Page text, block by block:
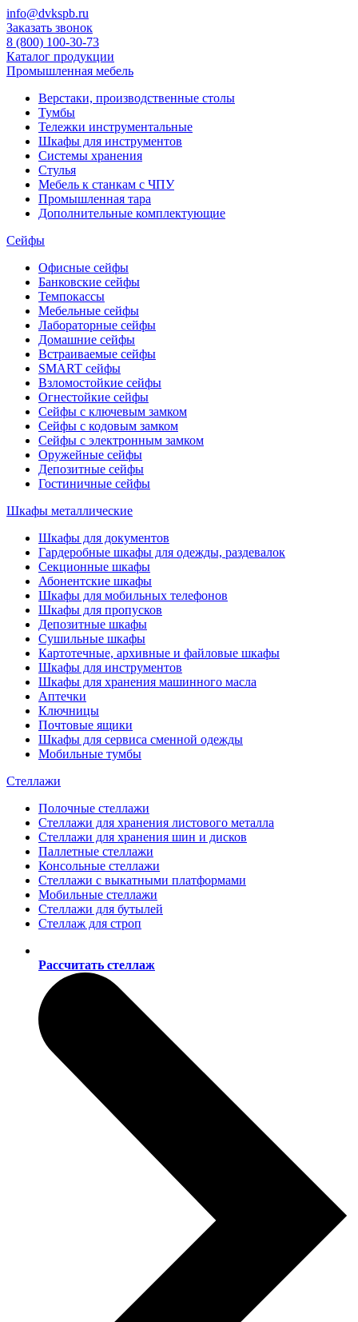
info@dvkspb.ru
Заказать звонок
8 (800) 100-30-73
Каталог продукции
Промышленная мебель
Верстаки, производственные столы
Тумбы
Тележки инструментальные
Шкафы для инструментов
Системы хранения
Стулья
Мебель к станкам с ЧПУ
Промышленная тара
Дополнительные комплектующие
Сейфы
Офисные сейфы
Банковские сейфы
Темпокассы
Мебельные сейфы
Лабораторные сейфы
Домашние сейфы
Встраиваемые сейфы
SMART сейфы
Взломостойкие сейфы
Огнестойкие сейфы
Сейфы с ключевым замком
Сейфы с кодовым замком
Сейфы с электронным замком
Оружейные сейфы
Депозитные сейфы
Гостиничные сейфы
Шкафы металлические
Шкафы для документов
Гардеробные шкафы для одежды, раздевалок
Секционные шкафы
Абонентские шкафы
Шкафы для мобильных телефонов
Шкафы для пропусков
Депозитные шкафы
Сушильные шкафы
Картотечные, архивные и файловые шкафы
Шкафы для инструментов
Шкафы для хранения машинного масла
Аптечки
Ключницы
Почтовые ящики
Шкафы для сервиса сменной одежды
Мобильные тумбы
Стеллажи
Полочные стеллажи
Стеллажи для хранения листового металла
Стеллажи для хранения шин и дисков
Паллетные стеллажи
Консольные стеллажи
Стеллажи с выкатными платформами
Мобильные стеллажи
Стеллажи для бутылей
Стеллаж для строп
Рассчитать стеллаж